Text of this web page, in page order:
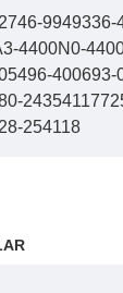
9949336-
4400N0-
254118